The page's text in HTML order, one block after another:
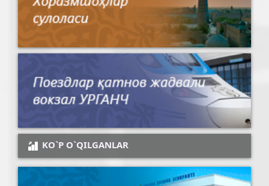
KO`P O`QILGANLAR